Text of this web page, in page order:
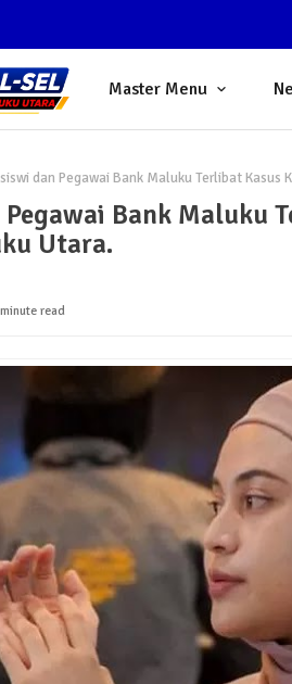
Master Menu
dan Pegawai Bank Maluku Terlibat Kasus
Bank Maluku
Utara.
read